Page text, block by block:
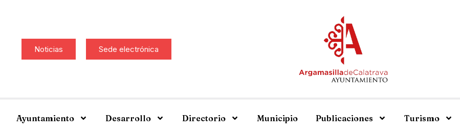
Noticias Sede electrónica
Ayuntamiento Desarrollo Directorio Municipio Publicaciones Turismo